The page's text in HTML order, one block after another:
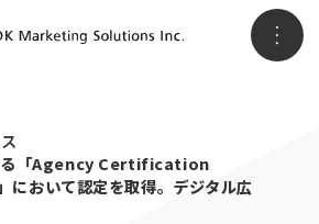
る「Agency Certification
おいて認定を取得。デジタル広